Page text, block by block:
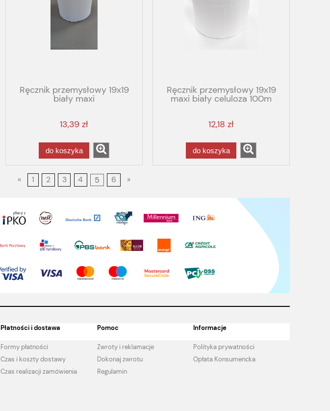
Ręcznik przemysłowy 19x19
biały maxi
13,39 zł
do koszyka
Ręcznik przemysłowy 19x19
maxi biały celuloza 100m
12,18 zł
do koszyka
« 1 2 3 4 5 6 »
Płatności i dostawa
Formy płatności
Czas i koszty dostawy
Czas realizacji zamówienia
Pomoc
Zwroty i reklamacje
Dokonaj zwrotu
Regulamin
Informacje
Polityka prywatności
Opłata Konsumencka